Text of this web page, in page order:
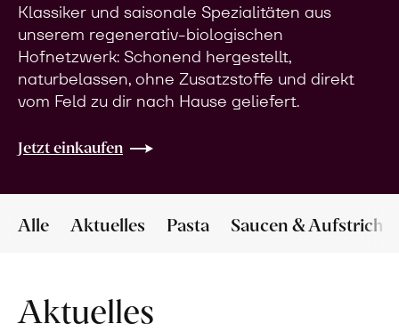
Klassiker und saisonale Spezialitäten aus
unserem regenerativ-biologischen
Hofnetzwerk: Schonend hergestellt,
naturbelassen, ohne Zusatzstoffe und direkt
vom Feld zu dir nach Hause geliefert.
Jetzt einkaufen
Alle Aktuelles Pasta Saucen & Aufstriche
Aktuelles